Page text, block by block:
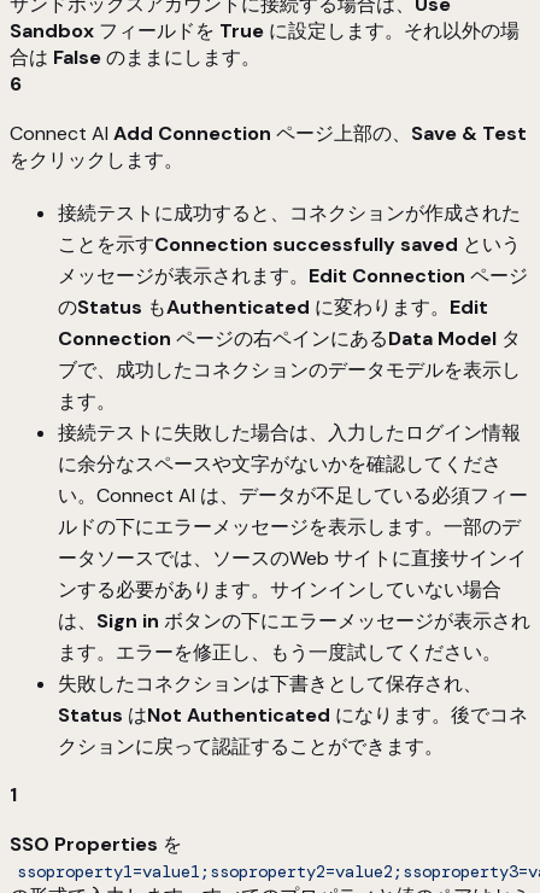
Sandbox フィールドを True に設定します。それ以外の場
合は Falseのままにします。
6
Connect AI Add Connection ページ上部の、 Save & Test
をクリックします。
接続テストに成功すると、コネクションが作成された
ことを示すConnection successfully saved という
メッセージが表示されます。 Edit Connection ページ
のStatus もAuthenticated に変わります。 Edit
Connection ページの右ペインにあるData Model タ
ブで、成功したコネクションのデータモデルを表示し
ます。
接続テストに失敗した場合は、入力したログイン情報
に余分なスペースや文字がないかを確認してくださ
い。Connect AI は、データが不足している必須フィー
ルドの下にエラーメッセージを表示します。一部のデ
ータソースでは、ソースのWeb サイトに直接サインイ
ンする必要があります。サインインしていない場合
は、 Sign in ボタンの下にエラーメッセージが表示され
ます。エラーを修正し、もう一度試してください。
失敗したコネクションは下書きとして保存され、
Status はNot Authenticated になります。後でコネ
クションに戻って認証することができます。
1
SSO Properties を